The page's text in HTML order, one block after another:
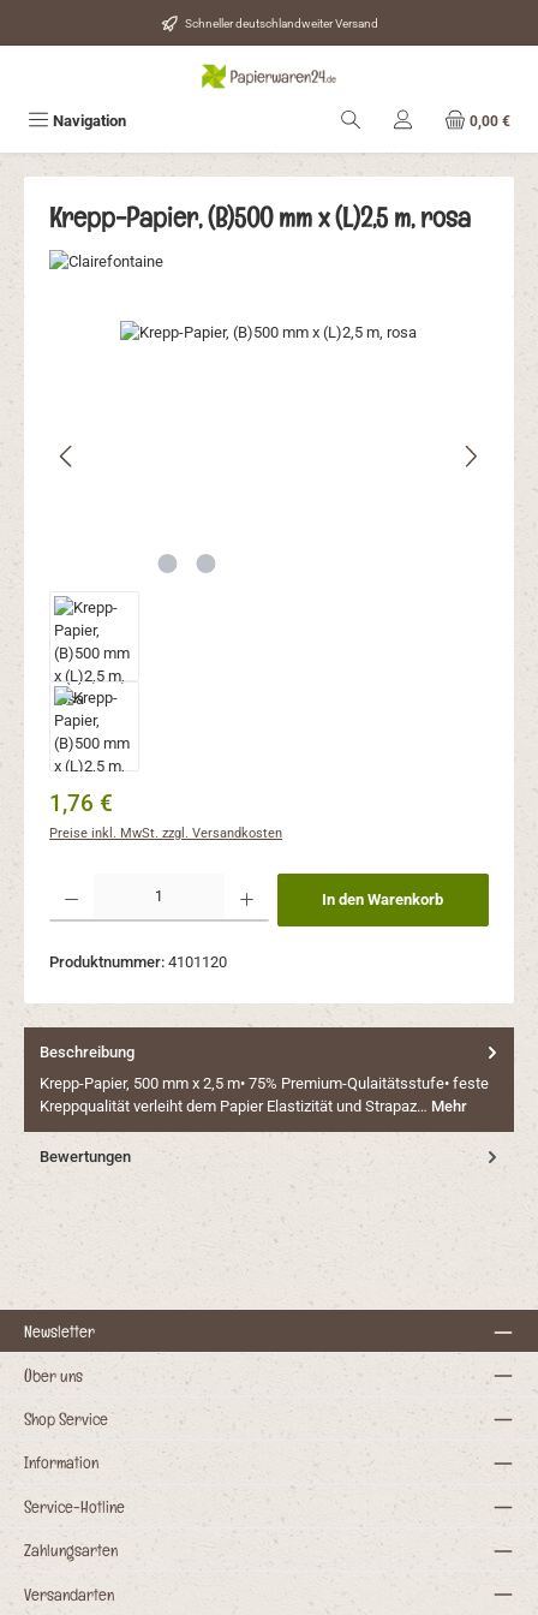
Zum Hauptinhalt springen Schneller deutschlandweiter Versand
Navigation 0,00 €
Krepp-Papier, (B)500 mm x (L)2,5 m, rosa
Bildergalerie überspringen
Regulärer Preis:
1,76 €
Preise inkl. MwSt. zzgl. Versandkosten
In den Warenkorb
Produktnummer: 4101120
Beschreibung
Krepp-Papier, 500 mm x 2,5 m• 75% Premium-Qulaitätsstufe• feste
Kreppqualität verleiht dem Papier Elastizität und Strapaz… Mehr
Bewertungen
Newsletter
Über uns
Shop Service
Information
Service-Hotline
Zahlungsarten
Versandarten